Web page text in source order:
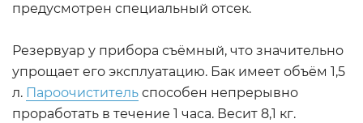
предусмотрен специальный отсек.
Резервуар у прибора съёмный, что значительно
упрощает его эксплуатацию. Бак имеет объём 1,5
л. Пароочиститель способен непрерывно
проработать в течение 1 часа. Весит 8,1 кг.